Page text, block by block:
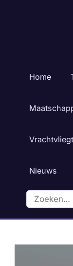
Home
Nieuws